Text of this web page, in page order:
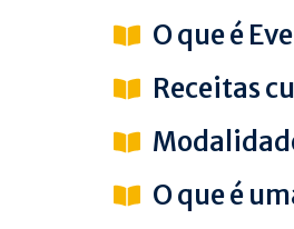
O que é
Receitas
O que é